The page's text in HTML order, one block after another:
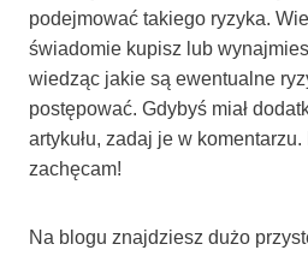
podejmować takiego ryzyka.
świadomie kupisz lub
wiedząc jakie są ewentualne
postępować. Gdybyś miał
artykułu, zadaj je w
zachęcam!
Na blogu znajdziesz dużo